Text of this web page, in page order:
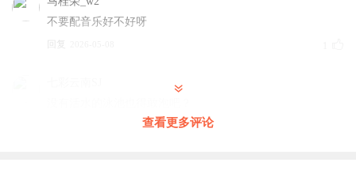
不要配音乐好不好呀
回复
查看更多评论